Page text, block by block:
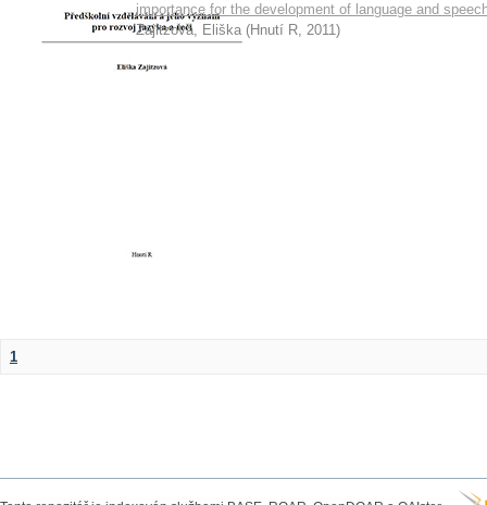
importance for the development of language and
Zajitzová, Eliška (Hnutí R, 2011)
1